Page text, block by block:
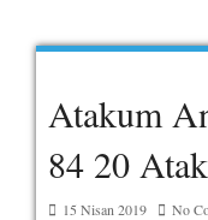
Atakum
84 20
15 Nisan 2019 No